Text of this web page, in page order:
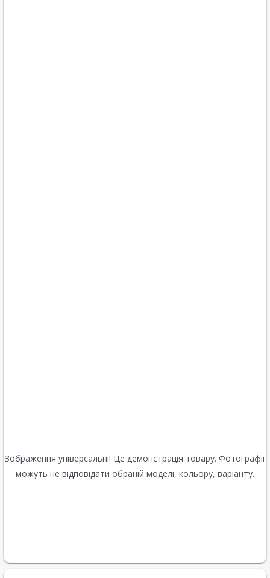
Зображення універсальні! Це демонстрація товару. Фотографії
можуть не відповідати обраній моделі, кольору, варіанту.